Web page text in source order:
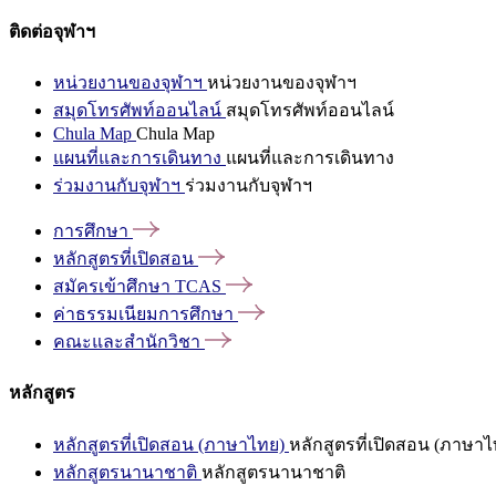
ติดต่อจุฬาฯ
หน่วยงานของจุฬาฯ หน่วยงานของจุฬาฯ
สมุดโทรศัพท์ออนไลน์ สมุดโทรศัพท์ออนไลน์
Chula Map Chula Map
แผนที่และการเดินทาง แผนที่และการเดินทาง
ร่วมงานกับจุฬาฯ ร่วมงานกับจุฬาฯ
การศึกษา
หลักสูตรที่เปิดสอน
สมัครเข้าศึกษา TCAS
ค่าธรรมเนียมการศึกษา
คณะและสำนักวิชา
หลักสูตร
หลักสูตรที่เปิดสอน (ภาษาไทย) หลักสูตรที่เปิดสอน (ภาษาไ
หลักสูตรนานาชาติ หลักสูตรนานาชาติ